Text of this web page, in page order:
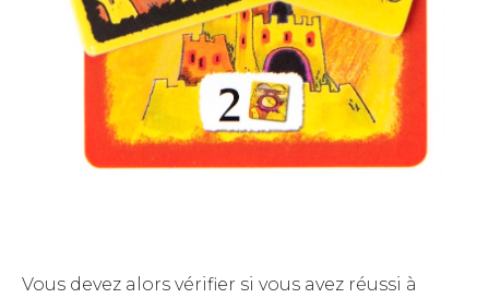
Vous devez alors vérifier si vous avez réussi à